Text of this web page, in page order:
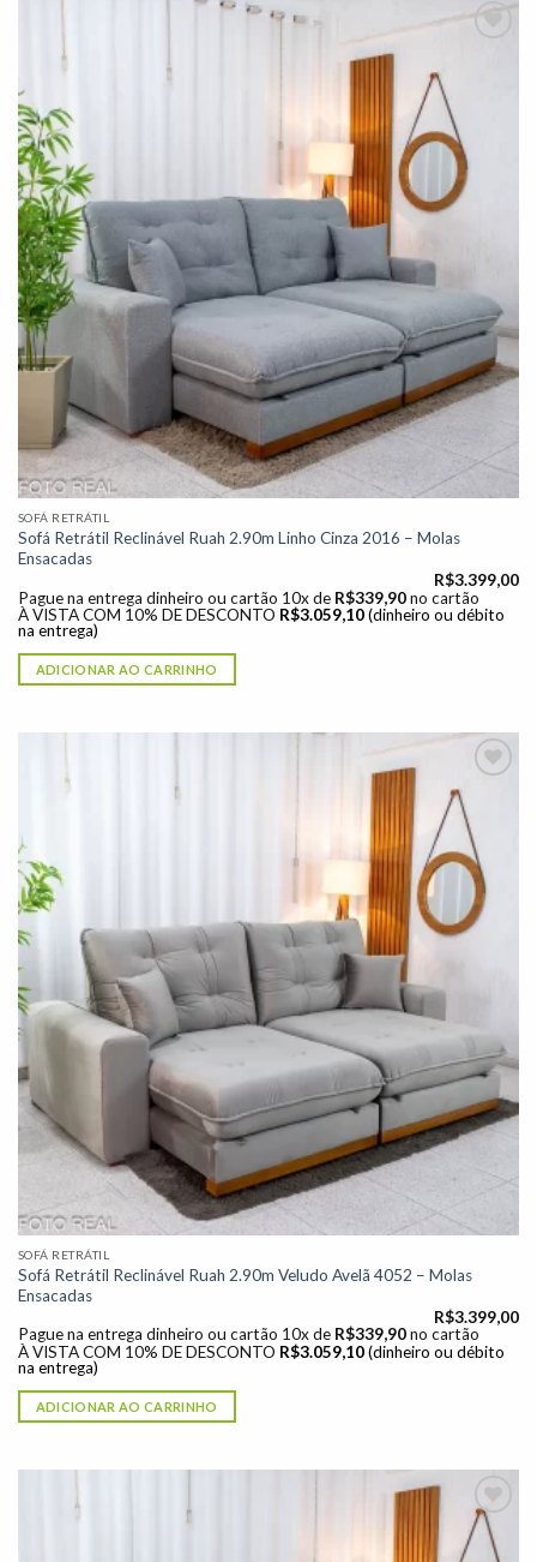
Adicionar
à lista de
desejos"
SOFÁ RETRÁTIL
Sofá Retrátil Reclinável Ruah 2.90m Linho Cinza 2016 – Molas
Ensacadas
R$3.399,00
Pague na entrega dinheiro ou cartão 10x de R$339,90 no cartão
À VISTA COM 10% DE DESCONTO R$3.059,10 (dinheiro ou débito
na entrega)
ADICIONAR AO CARRINHO
Adicionar
à lista de
desejos"
SOFÁ RETRÁTIL
Sofá Retrátil Reclinável Ruah 2.90m Veludo Avelã 4052 – Molas
Ensacadas
R$3.399,00
Pague na entrega dinheiro ou cartão 10x de R$339,90 no cartão
À VISTA COM 10% DE DESCONTO R$3.059,10 (dinheiro ou débito
na entrega)
ADICIONAR AO CARRINHO